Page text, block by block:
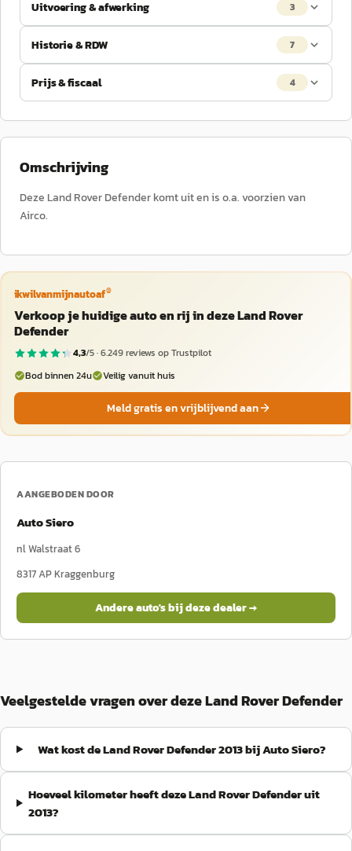
Uitvoering & afwerking 3
Historie & RDW 7
Prijs & fiscaal 4
Omschrijving
Deze Land Rover Defender komt uit en is o.a. voorzien van
Airco.
ikwilvanmijnautoaf®
Verkoop je huidige auto en rij in deze Land Rover
Defender
4,3/5 ·6.249reviews op Trustpilot
Bod binnen 24u
Veilig vanuit huis
Meld gratis en vrijblijvend aan
AANGEBODEN DOOR
Auto Siero
nl Walstraat 6
8317 APKraggenburg
Andere auto's bij deze dealer →
Veelgestelde vragen over deze Land Rover Defender
Wat kost de Land Rover Defender 2013 bij Auto Siero?
Hoeveel kilometer heeft deze Land Rover Defender uit
2013?